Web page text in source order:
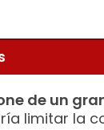
de un
limitar la